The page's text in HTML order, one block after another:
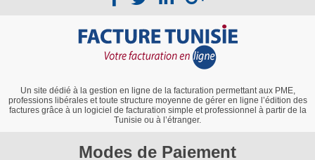
Modes de Paiement
Un site dédié à la gestion en ligne de la facturation permettant aux PME,
professions libérales et toute structure moyenne de gérer en ligne l’édition des
factures grâce à un logiciel de facturation simple et professionnel à partir de la
Tunisie ou à l’étranger.